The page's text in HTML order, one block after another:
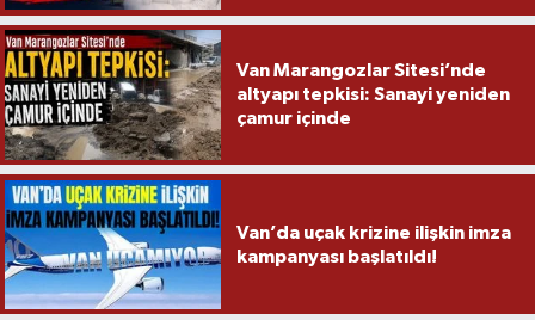
Van Marangozlar Sitesi’nde
altyapı tepkisi: Sanayi yeniden
çamur içinde
Van’da uçak krizine ilişkin imza
kampanyası başlatıldı!